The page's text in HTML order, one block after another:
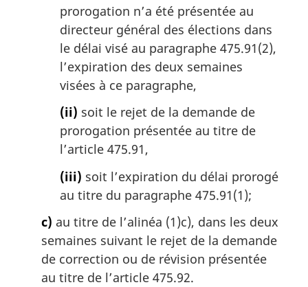
prorogation n’a été présentée au
directeur général des élections dans
le délai visé au paragraphe 475.91(2),
l’expiration des deux semaines
visées à ce paragraphe,
(ii) soit le rejet de la demande de
prorogation présentée au titre de
l’article 475.91,
(iii) soit l’expiration du délai prorogé
au titre du paragraphe 475.91(1);
c) au titre de l’alinéa (1)c), dans les deux
semaines suivant le rejet de la demande
de correction ou de révision présentée
au titre de l’article 475.92.